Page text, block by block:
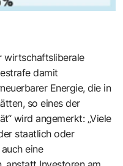
wirtschaftsliberale
damit
Energie, die in
so eines der
wird angemerkt: „Viele
staatlich oder
eine